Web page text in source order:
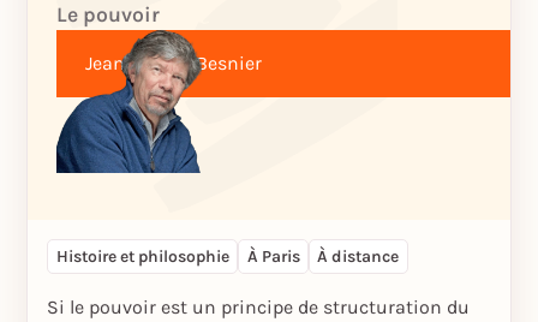
Le pouvoir
Jean-Michel Besnier
Histoire et philosophie À Paris À distance
Si le pouvoir est un principe de structuration du